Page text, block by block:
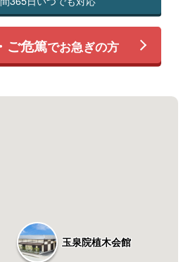
ご危篤でお急ぎの方
玉泉院植木会館